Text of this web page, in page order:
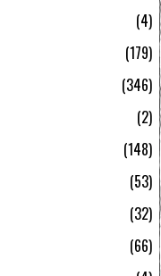
4
179
346
2
148
53
32
66